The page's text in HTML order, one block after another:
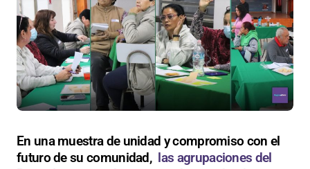
En una muestra de unidad y compromiso con el
futuro de su comunidad, las agrupaciones del